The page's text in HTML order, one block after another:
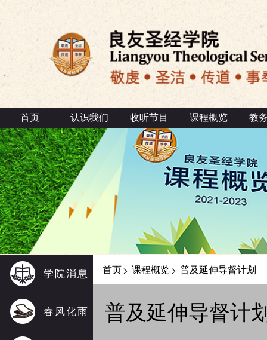
首页 认识我们 收听节目 课程概览 教
学院消息
春风化雨
首页> 课程概览> 普及延伸导督计划
普及延伸导督计